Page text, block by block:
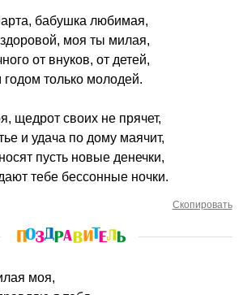
бабушка любимая,
моя ты милая,
от внуков, от детей,
только молодей.
щедрот своих не прячет,
и удача по дому маячит,
пусть новые денечки,
тебе бессонные ночки.
Скопировать
моя,